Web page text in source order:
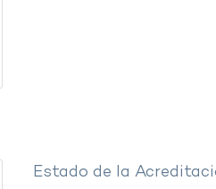
Estado de la